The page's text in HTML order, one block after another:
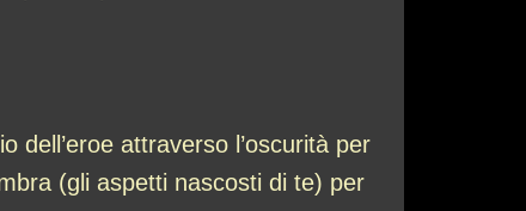
dell’eroe attraverso l’oscurità per
(gli aspetti nascosti di te) per